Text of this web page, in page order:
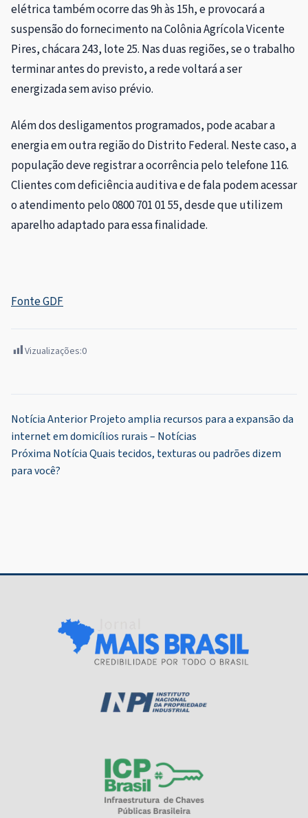
elétrica também ocorre das 9h às 15h, e provocará a
suspensão do fornecimento na Colônia Agrícola Vicente
Pires, chácara 243, lote 25. Nas duas regiões, se o trabalho
terminar antes do previsto, a rede voltará a ser
energizada sem aviso prévio.
Além dos desligamentos programados, pode acabar a
energia em outra região do Distrito Federal. Neste caso, a
população deve registrar a ocorrência pelo telefone 116.
Clientes com deficiência auditiva e de fala podem acessar
o atendimento pelo 0800 701 01 55, desde que utilizem
aparelho adaptado para essa finalidade.
Fonte GDF
Vizualizações:0
Navegação
de
Post
Notícia AnteriorProjeto amplia recursos para a expansão da
internet em domicílios rurais – Notícias
Próxima NotíciaQuais tecidos, texturas ou padrões dizem
para você?